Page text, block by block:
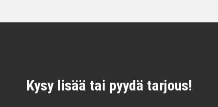
Kysy lisää tai pyydä tarjous!